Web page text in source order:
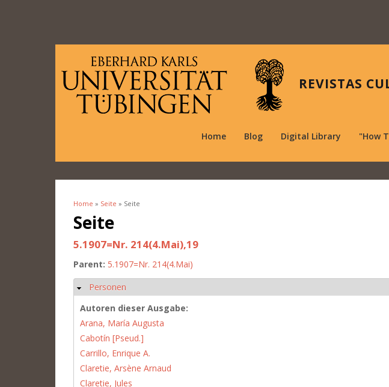
REVISTAS
Home Blog Digital Library "How
You are here
Home » Seite » Seite
Seite
5.1907=Nr. 214(4.Mai),19
Parent: 5.1907=Nr. 214(4.Mai)
Hide
Personen
Autoren dieser Ausgabe:
Arana, María Augusta
Cabotín [Pseud.]
Carrillo, Enrique A.
Claretie, Arsène Arnaud
Claretie, Jules